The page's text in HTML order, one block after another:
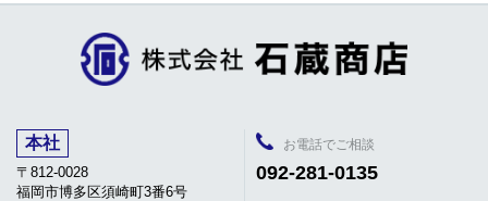
本社
〒812-0028
福岡市博多区須崎町3番6号
お電話でご相談
092-281-0135